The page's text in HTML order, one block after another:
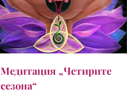
Медитация „Четирите
сезона“